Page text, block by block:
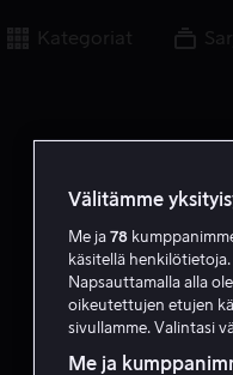
Kategoriat
Välitämme
Me ja 78
käsitellä
Napsauttamalla alla
oikeutettujen etujen
sivullamme. Valintasi
Me ja